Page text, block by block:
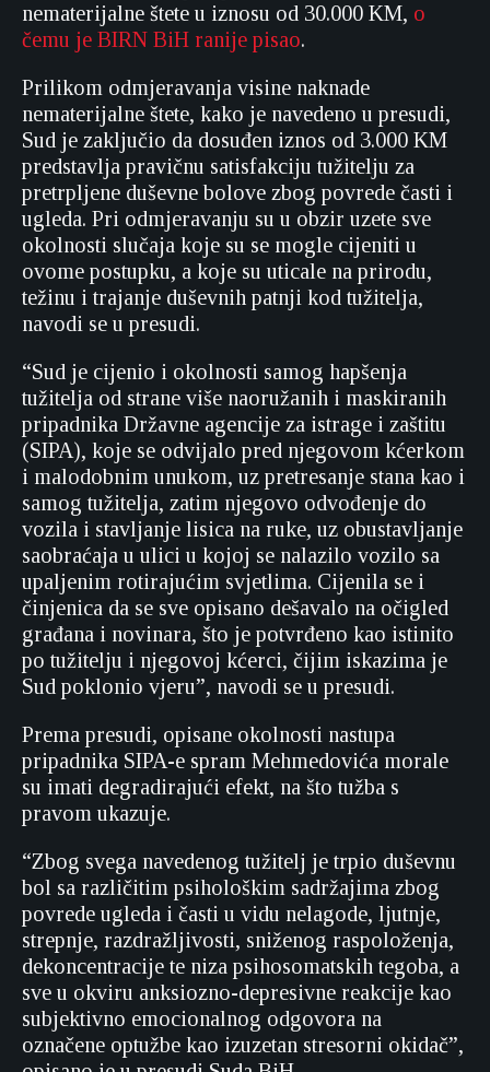
nematerijalne štete u iznosu od 30.000 KM, o
čemu je BIRN BiH ranije pisao.
Prilikom odmjeravanja visine naknade
nematerijalne štete, kako je navedeno u presudi,
Sud je zaključio da dosuđen iznos od 3.000 KM
predstavlja pravičnu satisfakciju tužitelju za
pretrpljene duševne bolove zbog povrede časti i
ugleda. Pri odmjeravanju su u obzir uzete sve
okolnosti slučaja koje su se mogle cijeniti u
ovome postupku, a koje su uticale na prirodu,
težinu i trajanje duševnih patnji kod tužitelja,
navodi se u presudi.
“Sud je cijenio i okolnosti samog hapšenja
tužitelja od strane više naoružanih i maskiranih
pripadnika Državne agencije za istrage i zaštitu
(SIPA), koje se odvijalo pred njegovom kćerkom
i malodobnim unukom, uz pretresanje stana kao i
samog tužitelja, zatim njegovo odvođenje do
vozila i stavljanje lisica na ruke, uz obustavljanje
saobraćaja u ulici u kojoj se nalazilo vozilo sa
upaljenim rotirajućim svjetlima. Cijenila se i
činjenica da se sve opisano dešavalo na očigled
građana i novinara, što je potvrđeno kao istinito
po tužitelju i njegovoj kćerci, čijim iskazima je
Sud poklonio vjeru”, navodi se u presudi.
Prema presudi, opisane okolnosti nastupa
pripadnika SIPA-e spram Mehmedovića morale
su imati degradirajući efekt, na što tužba s
pravom ukazuje.
“Zbog svega navedenog tužitelj je trpio duševnu
bol sa različitim psihološkim sadržajima zbog
povrede ugleda i časti u vidu nelagode, ljutnje,
strepnje, razdražljivosti, sniženog raspoloženja,
dekoncentracije te niza psihosomatskih tegoba, a
sve u okviru anksiozno-depresivne reakcije kao
subjektivno emocionalnog odgovora na
označene optužbe kao izuzetan stresorni okidač”,